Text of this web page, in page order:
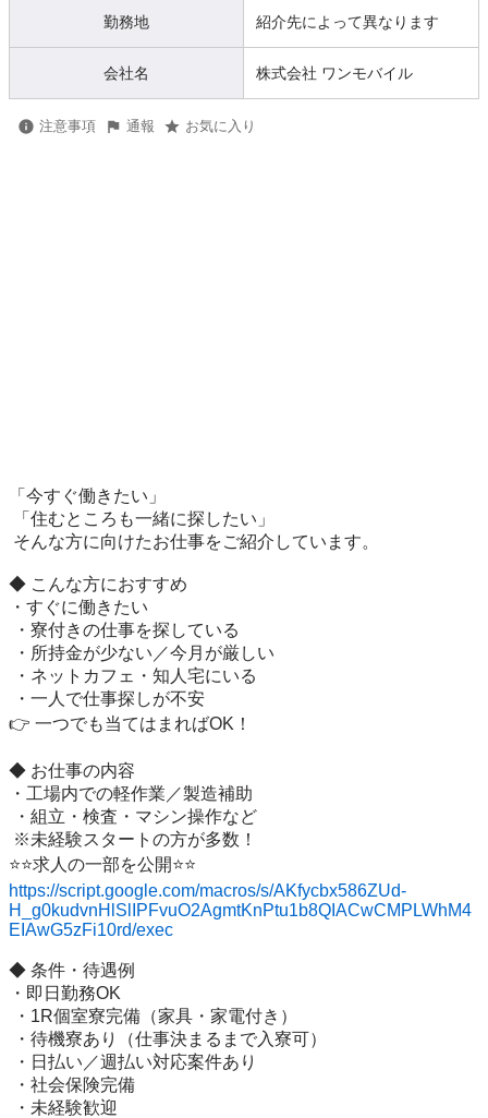
勤務地 紹介先によって異なります
会社名 株式会社 ワンモバイル
注意事項 通報 お気に入り
「今すぐ働きたい」
◆ こんな方におすすめ
・すぐに働きたい
👉 一つでも当てはまればOK！
◆ お仕事の内容
・工場内での軽作業／製造補助
https://script.google.com/macros/s/AKfycbx586ZUd-
H_g0kudvnHlSlIPFvuO2AgmtKnPtu1b8QIACwCMPLWhM4
EIAwG5zFi10rd/exec
◆ 条件・待遇例
・即日勤務OK